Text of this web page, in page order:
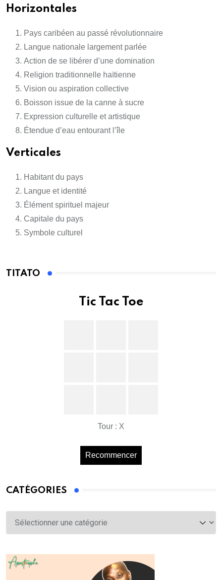
Horizontales
Pays caribéen au passé révolutionnaire
Langue nationale largement parlée
Action de se libérer d’une domination
Religion traditionnelle haïtienne
Vision ou aspiration collective
Boisson issue de la canne à sucre
Expression culturelle et artistique
Étendue d’eau entourant l’île
Verticales
Habitant du pays
Langue et identité
Élément spirituel majeur
Capitale du pays
Symbole culturel
TITATO
Tic Tac Toe
Tour : X
Recommencer
CATÉGORIES